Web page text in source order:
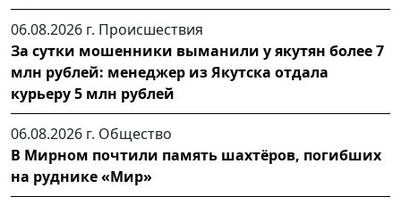
06.08.2026 г. Происшествия
За сутки мошенники выманили у якутян более 7
млн рублей: менеджер из Якутска отдала
курьеру 5 млн рублей
06.08.2026 г. Общество
В Мирном почтили память шахтёров, погибших
на руднике «Мир»